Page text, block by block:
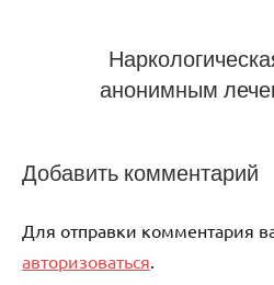
анонимным
Добавить комментарий
Для отправки комментария
авторизоваться.